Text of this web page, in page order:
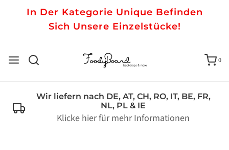
In Der Kategorie Unique Befinden
Sich Unsere Einzelstücke!
0
Wir liefern nach DE, AT, CH, RO, IT, BE, FR,
NL, PL & IE
Klicke hier für mehr Informationen